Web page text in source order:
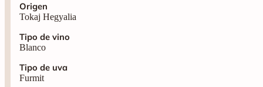
Origen
Tokaj Hegyalia
Tipo de vino
Blanco
Tipo de uva
Furmit